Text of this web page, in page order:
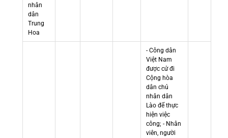
nhân
dân
Trung
Hoa
- Công dân
Việt Nam
được cử đi
Cộng hòa
dân chủ
nhân dân
Lào để thực
hiện việc
công; - Nhân
viên, người